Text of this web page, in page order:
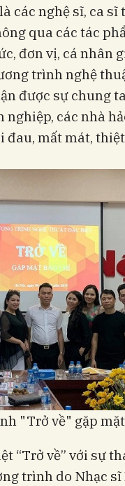
các nghệ sĩ, ca sĩ
qua các tác
đơn vị, cá nhân
trình nghệ
được sự chung
các nhà
đau, mất mát,
"Trở về" gặp
“Trở về” với sự
trình do Nhạc